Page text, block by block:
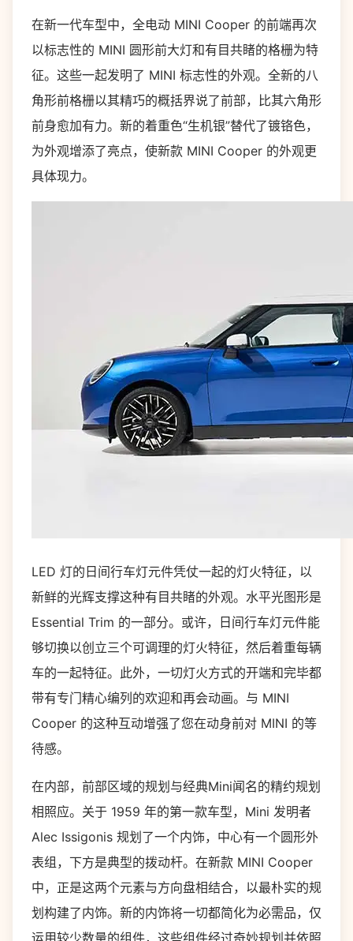
在新一代车型中，全电动 MINI Cooper 的前端再次
以标志性的 MINI 圆形前大灯和有目共睹的格栅为特
征。这些一起发明了 MINI 标志性的外观。全新的八
角形前格栅以其精巧的概括界说了前部，比其六角形
前身愈加有力。新的着重色“生机银”替代了镀铬色，
为外观增添了亮点，使新款 MINI Cooper 的外观更
具体现力。
LED 灯的日间行车灯元件凭仗一起的灯火特征，以
新鲜的光辉支撑这种有目共睹的外观。水平光图形是
Essential Trim 的一部分。或许，日间行车灯元件能
够切换以创立三个可调理的灯火特征，然后着重每辆
车的一起特征。此外，一切灯火方式的开端和完毕都
带有专门精心编列的欢迎和再会动画。与 MINI
Cooper 的这种互动增强了您在动身前对 MINI 的等
待感。
在内部，前部区域的规划与经典Mini闻名的精约规划
相照应。关于 1959 年的第一款车型，Mini 发明者
Alec Issigonis 规划了一个内饰，中心有一个圆形外
表组，下方是典型的拨动杆。在新款 MINI Cooper
中，正是这两个元素与方向盘相结合，以最朴实的规
划构建了内饰。新的内饰将一切都简化为必需品，仅
运用较少数量的组件，这些组件经过奇妙规划并依照